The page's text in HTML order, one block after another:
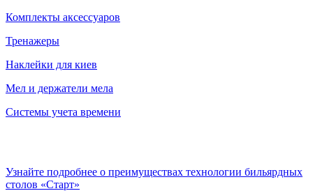
Комплекты аксессуаров
Тренажеры
Наклейки для киев
Мел и держатели мела
Системы учета времени
Узнайте подробнее о преимуществах технологии бильярдных
столов «Старт»